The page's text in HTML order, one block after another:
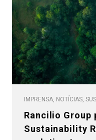
IMPRENSA, NOTÍCIAS,
Rancilio Group
Sustainability